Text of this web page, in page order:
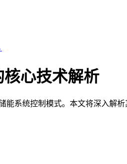
心技术解析
系统控制模式。本文将深入解